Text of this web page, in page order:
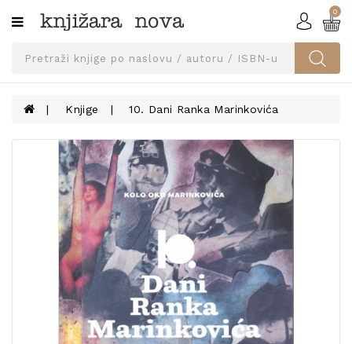
Kategorije
SVEUČILIŠNA
UDŽBENICI
KNJIGE
PRIBOR
OPREMA
UDŽBENIKE!
KONTAKT
0
Knjige 10. Dani Ranka Marinkovića